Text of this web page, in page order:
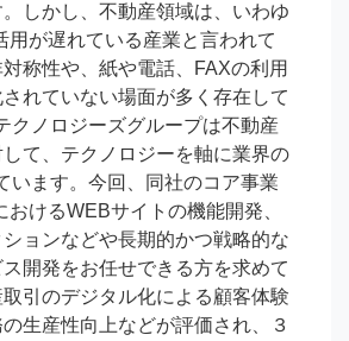
しかし、不動産領域は、いわゆ
用が遅れている産業と言われて
称性や、紙や電話、FAXの利用
れていない場面が多く存在して
クノロジーズグループは不動産
て、テクノロジーを軸に業界の
います。今回、同社のコア事業
おけるWEBサイトの機能開発、
ョンなどや長期的かつ戦略的な
開発をお任せできる方を求めて
引のデジタル化による顧客体験
生産性向上などが評価され、３